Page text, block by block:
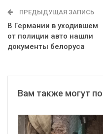
ПРЕДЫДУЩАЯ ЗАПИСЬ
В Германии в уходившем
от полиции авто нашли
документы белоруса
Вам также могут